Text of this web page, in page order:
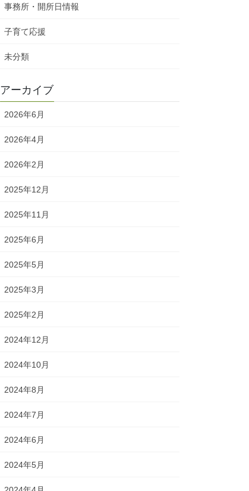
事務所・開所日情報
子育て応援
未分類
アーカイブ
2026年6月
2026年4月
2026年2月
2025年12月
2025年11月
2025年6月
2025年5月
2025年3月
2025年2月
2024年12月
2024年10月
2024年8月
2024年7月
2024年6月
2024年5月